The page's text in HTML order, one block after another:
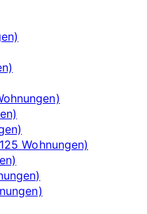
Wohnungen)